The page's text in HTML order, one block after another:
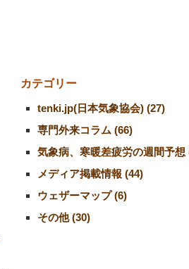
カテゴリー
tenki.jp(日本気象協会) (27)
専門外来コラム (66)
気象病、寒暖差疲労の週間予想
メディア掲載情報 (44)
ウェザーマップ (6)
その他 (30)